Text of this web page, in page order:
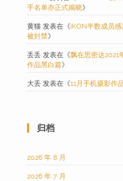
手名单亦正式揭晓》
黄猫 发表在《iKON半数成员
被封禁》
丢丢 发表在《飘在思密达2021
作品黑白篇》
大丢 发表在《11月手机摄影作
归档
2026 年 8 月
2026 年 7 月